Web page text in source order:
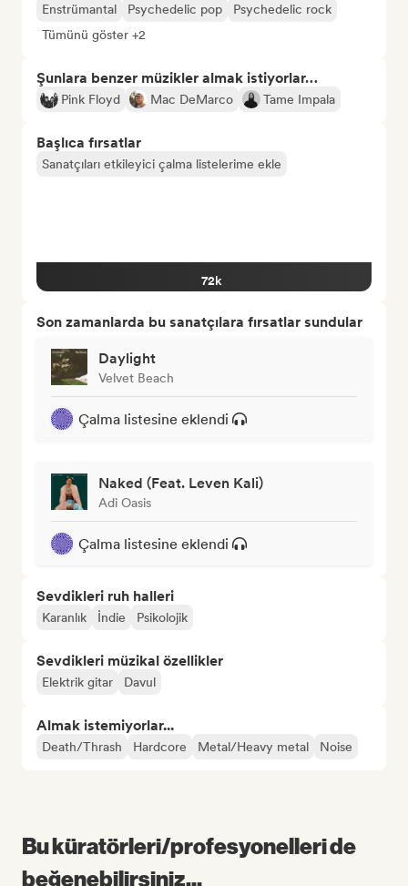
Enstrümantal
Psychedelic pop
Psychedelic rock
Tümünü göster +2
Şunlara benzer müzikler almak istiyorlar…
Pink Floyd Mac DeMarco Tame Impala
Başlıca fırsatlar
Sanatçıları etkileyici çalma listelerime ekle
72k
Son zamanlarda bu sanatçılara fırsatlar sundular
Daylight
Velvet Beach
Çalma listesine eklendi
Naked (Feat. Leven Kali)
Adi Oasis
Çalma listesine eklendi
Sevdikleri ruh halleri
Karanlık İndie Psikolojik
Sevdikleri müzikal özellikler
Elektrik gitar Davul
Almak istemiyorlar...
Death/Thrash Hardcore Metal/Heavy metal Noise
Bu küratörleri/profesyonelleri de
beğenebilirsiniz...